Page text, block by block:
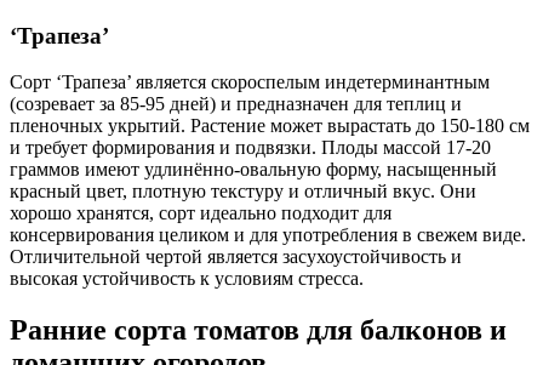
‘Трапеза’
Сорт ‘Трапеза’ является скороспелым индетерминантным
(созревает за 85-95 дней) и предназначен для теплиц и
пленочных укрытий. Растение может вырастать до 150-180 см
и требует формирования и подвязки. Плоды массой 17-20
граммов имеют удлинённо-овальную форму, насыщенный
красный цвет, плотную текстуру и отличный вкус. Они
хорошо хранятся, сорт идеально подходит для
консервирования целиком и для употребления в свежем виде.
Отличительной чертой является засухоустойчивость и
высокая устойчивость к условиям стресса.
Ранние сорта томатов для балконов и